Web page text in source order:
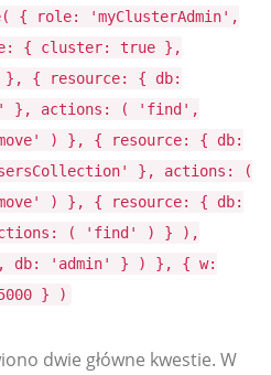
{ role: 'myClusterAdmin',
{ cluster: true },
}, { resource: { db:
}, actions: ( 'find',
) }, { resource: { db:
}, actions: (
) }, { resource: { db:
( 'find' ) } ),
db: 'admin' } ) }, { w:
} )
dwie główne kwestie. W